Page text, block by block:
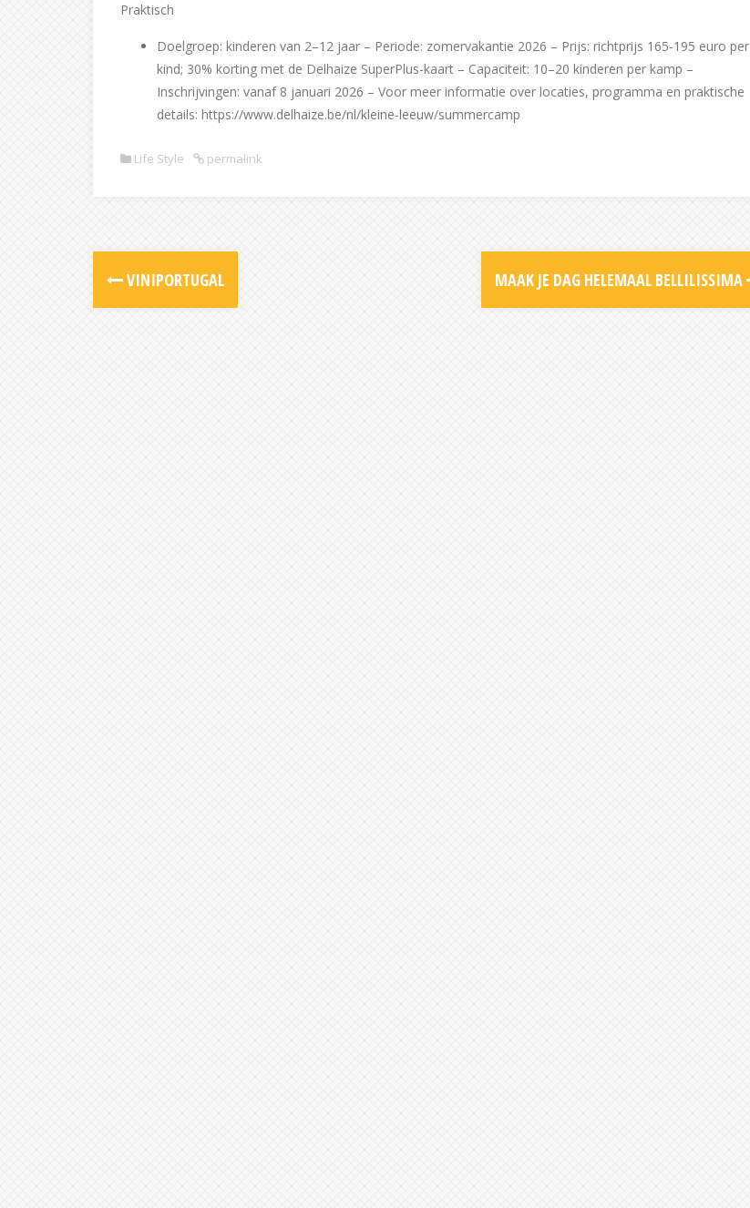
Praktisch
Doelgroep: kinderen van 2–12 jaar – Periode: zomervakantie 2026 – Prijs: richtprijs 165-195 euro per
kind; 30% korting met de Delhaize SuperPlus-kaart – Capaciteit: 10–20 kinderen per kamp –
Inschrijvingen: vanaf 8 januari 2026 – Voor meer informatie over locaties, programma en praktische
details: https://www.delhaize.be/nl/kleine-leeuw/summercamp
Life Style permalink
Post
navigation
VINIPORTUGAL MAAK JE DAG HELEMAAL BELLILISSIMA